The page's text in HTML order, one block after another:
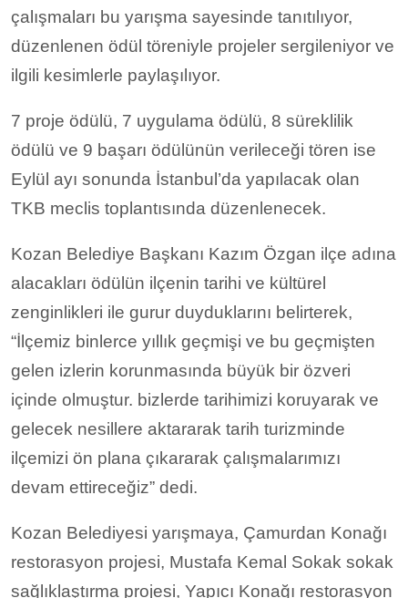
çalışmaları bu yarışma sayesinde tanıtılıyor,
düzenlenen ödül töreniyle projeler sergileniyor ve
ilgili kesimlerle paylaşılıyor.
7 proje ödülü, 7 uygulama ödülü, 8 süreklilik
ödülü ve 9 başarı ödülünün verileceği tören ise
Eylül ayı sonunda İstanbul’da yapılacak olan
TKB meclis toplantısında düzenlenecek.
Kozan Belediye Başkanı Kazım Özgan ilçe adına
alacakları ödülün ilçenin tarihi ve kültürel
zenginlikleri ile gurur duyduklarını belirterek,
“İlçemiz binlerce yıllık geçmişi ve bu geçmişten
gelen izlerin korunmasında büyük bir özveri
içinde olmuştur. bizlerde tarihimizi koruyarak ve
gelecek nesillere aktararak tarih turizminde
ilçemizi ön plana çıkararak çalışmalarımızı
devam ettireceğiz” dedi.
Kozan Belediyesi yarışmaya, Çamurdan Konağı
restorasyon projesi, Mustafa Kemal Sokak sokak
sağlıklaştırma projesi, Yapıcı Konağı restorasyon